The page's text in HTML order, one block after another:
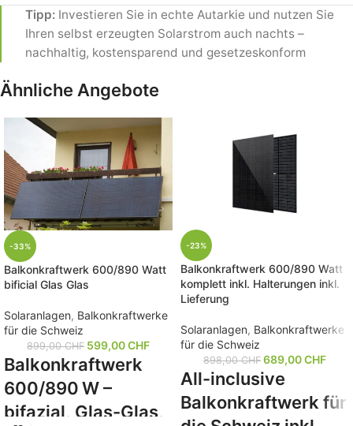
Tipp: Investieren Sie in echte Autarkie und nutzen Sie
Ihren selbst erzeugten Solarstrom auch nachts –
nachhaltig, kostensparend und gesetzeskonform
Ähnliche Angebote
-33%
Balkonkraftwerk 600/890 Watt
bificial Glas Glas
Solaranlagen, Balkonkraftwerke
für die Schweiz
899,00CHF 599,00CHF
Balkonkraftwerk
600/890 W –
bifazial, Glas-Glas,
-23%
Balkonkraftwerk 600/890 Watt
komplett inkl. Halterungen inkl.
Lieferung
Solaranlagen, Balkonkraftwerke
für die Schweiz
898,00CHF 689,00CHF
All-inclusive
Balkonkraftwerk für